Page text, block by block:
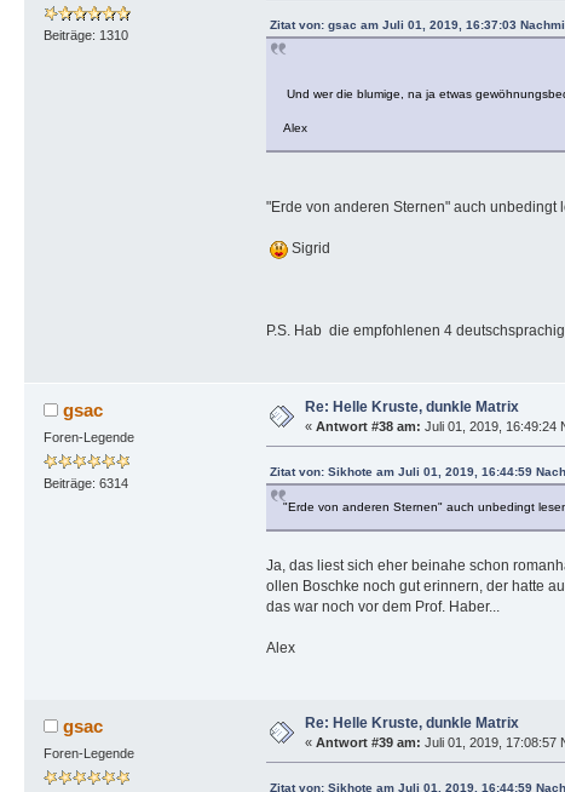
Beiträge: 1310
Zitat von: gsac am Juli 01, 2019, 16:37:03
Und wer die blumige, na ja etwas
Alex
"Erde von anderen Sternen" auch unbedingt
Sigrid
P.S. Hab die empfohlenen 4
gsac
Foren-Legende
Beiträge: 6314
Re: Helle Kruste, dunkle Matrix
« Antwort #38 am: Juli 01, 2019, 16:49:24
Zitat von: Sikhote am Juli 01, 2019, 16:44:59
"Erde von anderen Sternen" auch unbedingt
Ja, das liest sich eher beinahe schon
ollen Boschke noch gut erinnern, der hatte
das war noch vor dem Prof. Haber...
Alex
gsac
Foren-Legende
Re: Helle Kruste, dunkle Matrix
« Antwort #39 am: Juli 01, 2019, 17:08:57
Zitat von: Sikhote am Juli 01, 2019, 16:44:59